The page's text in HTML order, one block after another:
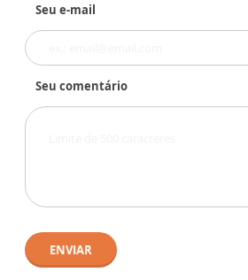
Seu e-mail
Seu comentário
ENVIAR